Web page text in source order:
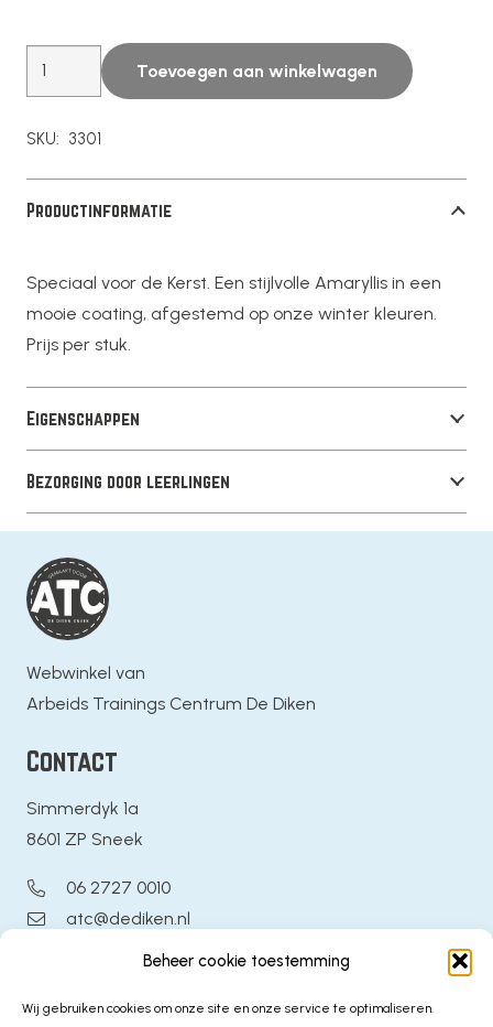
Beheer cookie toestemming
Wij gebruiken cookies om onze site en onze service te optimaliseren.
Amaryllis
Toevoegen aan winkelwagen
SKU: 3301
Productinformatie
Speciaal voor de Kerst. Een stijlvolle Amaryllis in een
mooie coating, afgestemd op onze winter kleuren.
Prijs per stuk.
Eigenschappen
Bezorging door leerlingen
Webwinkel van
Arbeids Trainings Centrum De Diken
Contact
Simmerdyk 1a
8601 ZP Sneek
06 2727 0010
atc@dediken.nl
Algemeen & Service
Veelgestelde vragen